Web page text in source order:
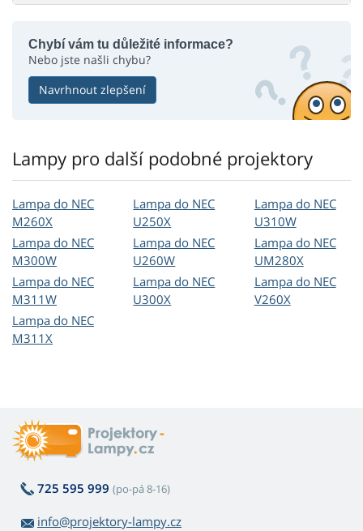
Chybí vám tu důležité informace?
Nebo jste našli chybu?
Navrhnout zlepšení
Lampy pro další podobné projektory
Lampa do NEC
M260X
Lampa do NEC
M300W
Lampa do NEC
M311W
Lampa do NEC
M311X
Lampa do NEC
U250X
Lampa do NEC
U260W
Lampa do NEC
U300X
Lampa do NEC
U310W
Lampa do NEC
UM280X
Lampa do NEC
V260X
725 595 999 (po-pá 8-16)
info@projektory-lampy.cz